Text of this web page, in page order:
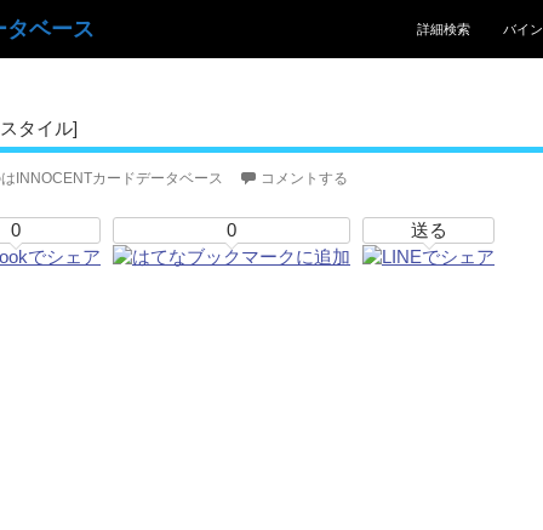
タベース
詳細検索
バイ
タイル]
INNOCENTカードデータベース コメントする
0 0 送る